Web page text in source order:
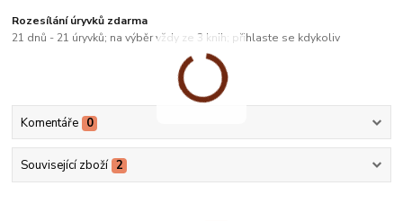
Rozesílání úryvků zdarma
21 dnů - 21 úryvků; na výběr vždy ze 3 knih; přihlaste se kdykoliv
Komentáře 0
Související zboží 2